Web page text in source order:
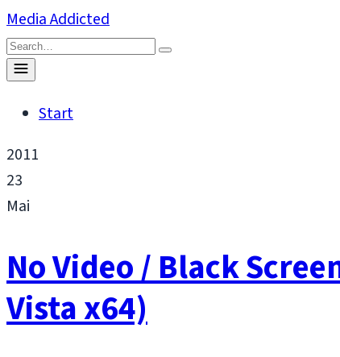
Skip
to
content
Media Addicted
Search
for:
Toggle
menu
Start
2011
23
Mai
No Video / Black
Vista x64)